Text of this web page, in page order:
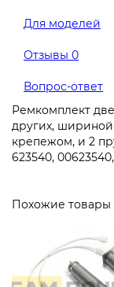
Для моделей
Отзывы 0
Вопрос-ответ
Ремкомплект
других, шириной
крепежом, и 2
623540,
Похожие товары